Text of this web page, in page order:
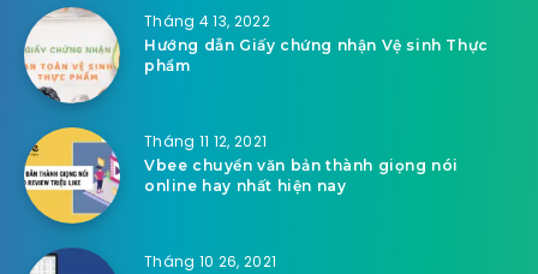
Tháng 4 13, 2022
Hướng dẫn Giấy chứng nhận Vệ sinh Thực
phẩm
Tháng 11 12, 2021
Vbee chuyển văn bản thành giọng nói
online hay nhất hiện nay
Tháng 10 26, 2021